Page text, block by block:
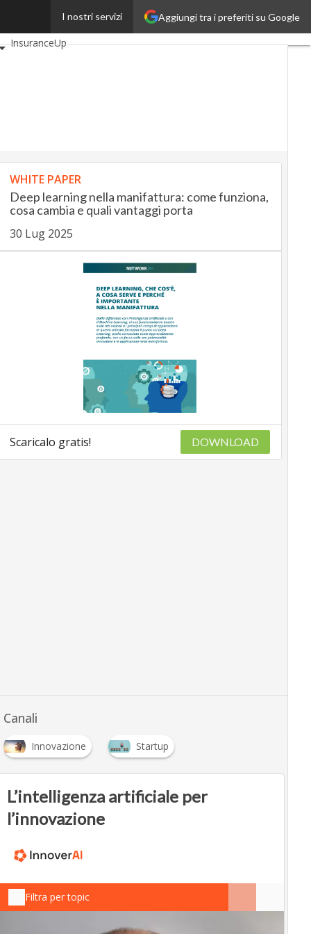
Aggiungi tra i preferiti su Google
I nostri servizi
AutomotiveUp
InsuranceUp
WHITE PAPER
Deep learning nella manifattura: come funziona,
cosa cambia e quali vantaggi porta
30 Lug 2025
Scaricalo gratis! DOWNLOAD
Canali
Innovazione Startup
L’intelligenza artificiale per
l’innovazione
Filtra per topic